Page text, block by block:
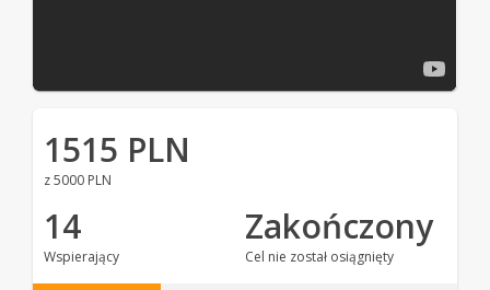
1515 PLN
z 5000 PLN
14
Wspierający
Zakończony
Cel nie został osiągnięty